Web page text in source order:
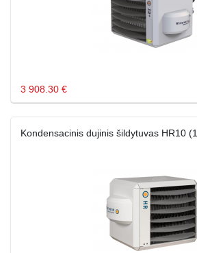
3 908.30 €
Kondensacinis dujinis šildytuvas HR10